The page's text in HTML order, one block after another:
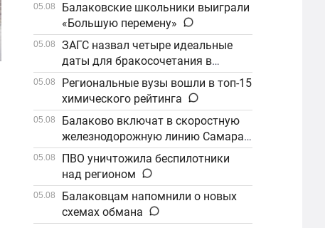
05.08
Балаковские школьники выиграли
«Большую перемену»
05.08
ЗАГС назвал четыре идеальные
даты для бракосочетания в
сентябре
05.08
Региональные вузы вошли в топ-15
химического рейтинга
05.08
Балаково включат в скоростную
железнодорожную линию Самара–
Саратов
05.08
ПВО уничтожила беспилотники
над регионом
05.08
Балаковцам напомнили о новых
схемах обмана